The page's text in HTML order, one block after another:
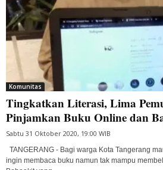
Komunitas
Tingkatkan Literasi, Lima
Pinjamkan Buku Online dan
Sabtu 31 Oktober 2020, 19:00 WIB
TANGERANG - Bagi warga Kota Tangerang
ingin membaca buku namun tak mampu